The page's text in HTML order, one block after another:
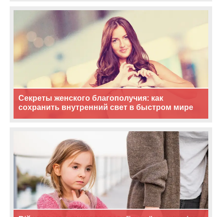
Секреты женского благополучия: как
сохранить внутренний свет в быстром мире